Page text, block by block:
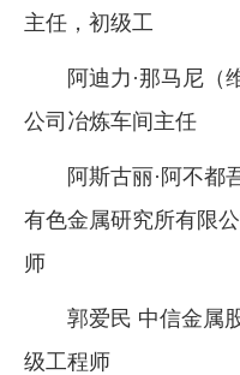
主任，初级工
阿迪力·那马尼（
公司冶炼车间主任
阿斯古丽·阿不都
有色金属研究所有限
师
郭爱民 中信金属
级工程师